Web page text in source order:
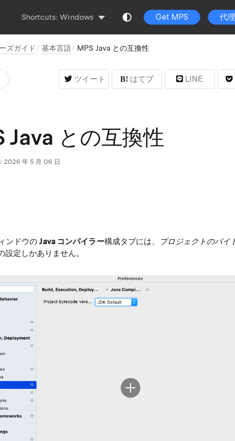
Shortcuts:Windows Get MPS 代
ズガイド 基本言語 MPS Java との互換性
ツイート はてブ LINE
Java との互換性
2026 年 5 月 06 日
ンドウのJava コンパイラー構成タブには、
プロジェクトのバイ
設定しかありません。